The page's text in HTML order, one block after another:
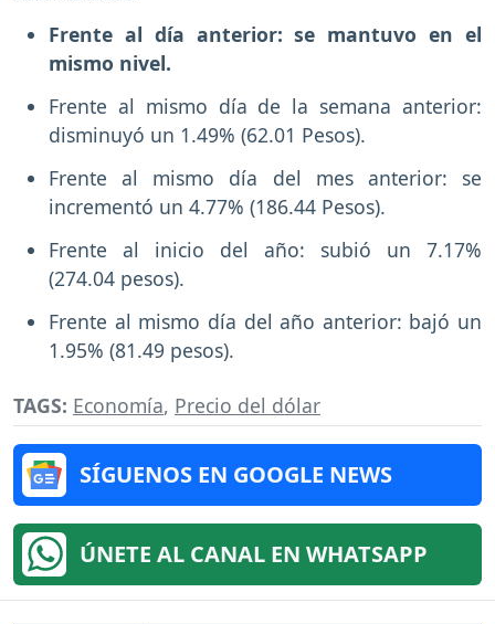
Frente al día anterior: se mantuvo en el
mismo nivel.
Frente al mismo día de la semana anterior:
disminuyó un 1.49% (62.01 Pesos).
Frente al mismo día del mes anterior: se
incrementó un 4.77% (186.44 Pesos).
Frente al inicio del año: subió un 7.17%
(274.04 pesos).
Frente al mismo día del año anterior: bajó un
1.95% (81.49 pesos).
TAGS: Economía, Precio del dólar
SÍGUENOS EN GOOGLE NEWS
ÚNETE AL CANAL EN WHATSAPP